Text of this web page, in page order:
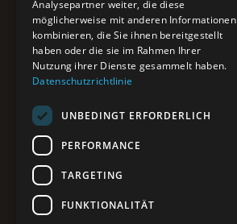
Pure BiH
Authentisches Bosnien & Herzegowina
Ein Teil des BTP Reise-Netzwerks.
POIs entdecken
Interaktive Karte
Reiseblog
Reiseinfos & Tipps
Analysepartner weiter, die diese
möglicherweise mit anderen Informationen
kombinieren, die Sie ihnen bereitgestellt
haben oder die sie im Rahmen Ihrer
Nutzung ihrer Dienste gesammelt haben.
Datenschutzrichtlinie
UNBEDINGT ERFORDERLICH
PERFORMANCE
TARGETING
FUNKTIONALITÄT